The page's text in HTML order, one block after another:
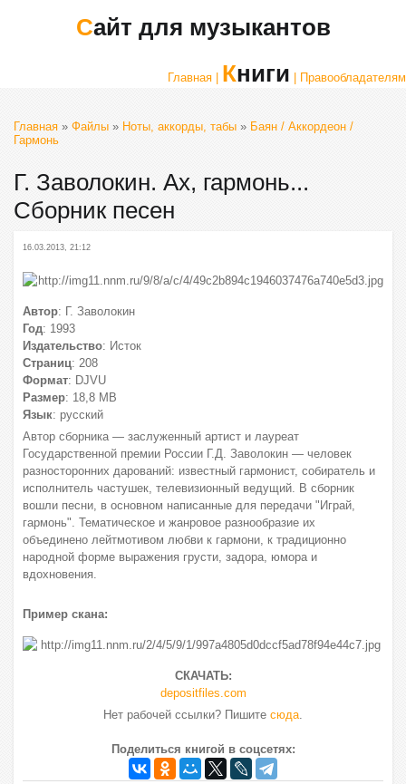
Сайт для музыкантов
Главная | Книги | Правообладателям
Главная » Файлы » Ноты, аккорды, табы » Баян / Аккордеон /
Гармонь
Г. Заволокин. Ах, гармонь...
Сборник песен
16.03.2013, 21:12
Автор: Г. Заволокин
Год: 1993
Издательство: Исток
Страниц: 208
Формат: DJVU
Размер: 18,8 МВ
Язык: русский
Автор сборника — заслуженный артист и лауреат
Государственной премии России Г.Д. Заволокин — человек
разносторонних дарований: известный гармонист, собиратель и
исполнитель частушек, телевизионный ведущий. В сборник
вошли песни, в основном написанные для передачи "Играй,
гармонь". Тематическое и жанровое разнообразие их
объединено лейтмотивом любви к гармони, к традиционно
народной форме выражения грусти, задора, юмора и
вдохновения.
Пример скана:
СКАЧАТЬ:
depositfiles.com
Нет рабочей ссылки? Пишите сюда.
Поделиться книгой в соцсетях: